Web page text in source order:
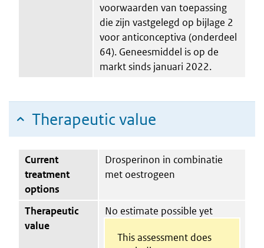
voorwaarden van toepassing
die zijn vastgelegd op bijlage 2
voor anticonceptiva (onderdeel
64). Geneesmiddel is op de
markt sinds januari 2022.
Therapeutic value
Current
treatment
options
Drosperinon in combinatie
met oestrogeen
Therapeutic
value
No estimate possible yet
This assessment does